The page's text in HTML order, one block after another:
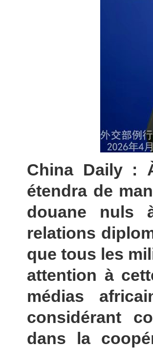
China Daily :
étendra de
douane nuls
relations
que tous les
attention à
médias
considérant
dans la